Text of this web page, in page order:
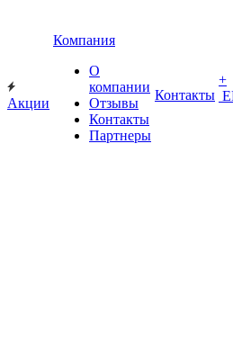
Акции
Компания
О
компании
Отзывы
Контакты
Партнеры
Контакты
+